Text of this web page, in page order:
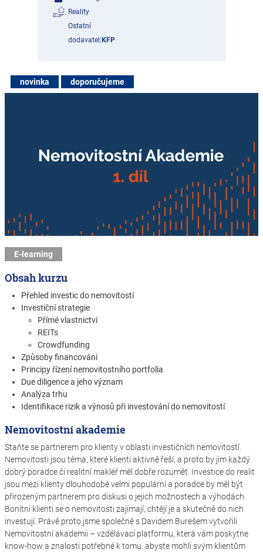
novinka doporučujeme
E-learning
Obsah kurzu
Přehled investic do nemovitostí
Investiční strategie
Přímé vlastnictví
REITs
Crowdfunding
Způsoby financování
Principy řízení nemovitostního portfolia
Due diligence a jeho význam
Analýza trhu
Identifikace rizik a výnosů při investování do nemovitostí
Nemovitostní akademie
Staňte se partnerem pro klienty v oblasti investičních nemovitostí.
Nemovitosti jsou téma, které klienti aktivně řeší, a proto by jim každý
dobrý poradce či realitní makléř měl dobře rozumět. Investice do realit
jsou mezi klienty dlouhodobě velmi populární a poradce by měl být
přirozeným partnerem pro diskusi o jejich možnostech a výhodách.
Bonitní klienti se o nemovitosti zajímají, chtějí je a skutečně do nich
investují. Právě proto jsme společně s Davidem Burešem vytvořili
Nemovitostní akademii – vzdělávací platformu, která vám poskytne
know-how a znalosti potřebné k tomu, abyste mohli svým klientům
Reality
Ostatní
dodavatel: KFP